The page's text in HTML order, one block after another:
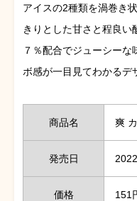
アイスの2種類を渦巻き
きりとした甘さと程良
７％配合でジューシー
ボ感が一目見てわかるデ
商品名 爽
発売日
価格 151